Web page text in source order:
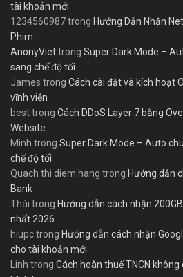
tài khoản mới
1234560987trong Hướng Dẫn Nhận
Phim
AnonyViettrong Super Dark Mode –
sang chế độ tối
James trong Cách cài đặt và kích hoạt
vĩnh viễn
besttrong Cách DDoS Layer 7 bằng
Website
Minh trong Super Dark Mode – Auto
chế độ tối
Quach thi diem hang trong Hướng dẫn
Bank
Thái trong Hướng dẫn cách nhận
nhất 2026
hiupctrong Hướng dẫn cách nhận
cho tài khoản mới
Linh trong Cách hoàn thuế TNCN